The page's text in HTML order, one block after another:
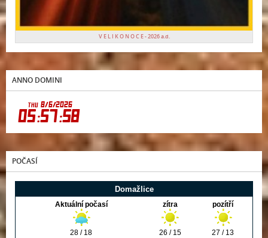
V E L I K O N O C E - 2026 a.d.
ANNO DOMINI
POČASÍ